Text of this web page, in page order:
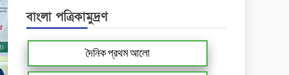
বাংলা পত্রিকামুদ্রণ
দৈনিক প্রথম আলো